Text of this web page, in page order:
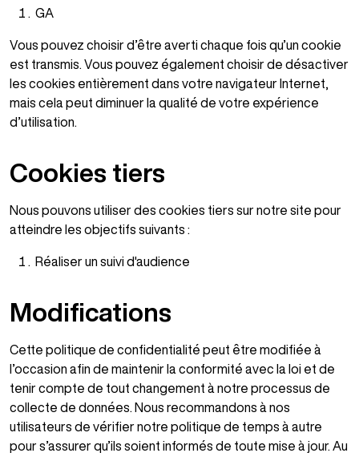
GA
Vous pouvez choisir d’être averti chaque fois qu’un cookie
est transmis. Vous pouvez également choisir de désactiver
les cookies entièrement dans votre navigateur Internet,
mais cela peut diminuer la qualité de votre expérience
d’utilisation.
Cookies tiers
Nous pouvons utiliser des cookies tiers sur notre site pour
atteindre les objectifs suivants :
Réaliser un suivi d'audience
Modifications
Cette politique de confidentialité peut être modifiée à
l’occasion afin de maintenir la conformité avec la loi et de
tenir compte de tout changement à notre processus de
collecte de données. Nous recommandons à nos
utilisateurs de vérifier notre politique de temps à autre
pour s’assurer qu’ils soient informés de toute mise à jour. Au